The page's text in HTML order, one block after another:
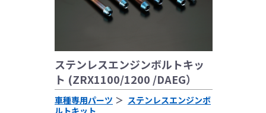
ステンレスエンジンボルトキッ
ト (ZRX1100/1200 /DAEG）
車種専用パーツ
ステンレスエンジンボ
品、クレーム等
●商品の仕様・価格